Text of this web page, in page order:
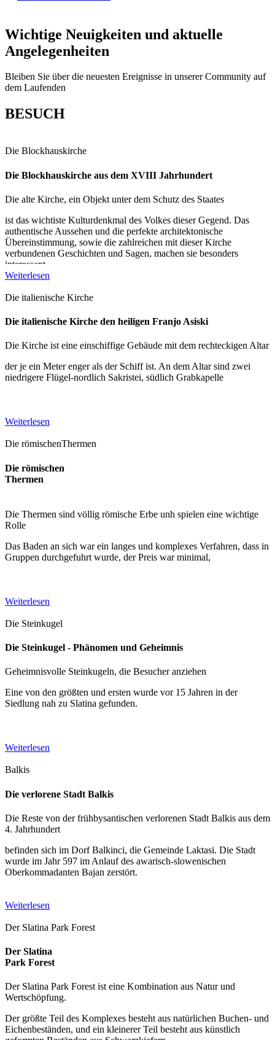
Wichtige Neuigkeiten und aktuelle
Angelegenheiten
Bleiben Sie über die neuesten Ereignisse in unserer Community auf
dem Laufenden
BESUCH
Die Blockhauskirche
Die Blockhauskirche aus dem XVIII Jahrhundert
Die alte Kirche, ein Objekt unter dem Schutz des Staates
ist das wichtiste Kulturdenkmal des Volkes dieser Gegend. Das
authentische Aussehen und die perfekte architektonische
Übereinstimmung, sowie die zahlreichen mit dieser Kirche
verbundenen Geschichten und Sagen, machen sie besonders
interessant.
Weiterlesen
Die italienische Kirche
Die italienische Kirche den heiligen Franjo Asiski
Die Kirche ist eine einschiffige Gebäude mit dem rechteckigen Altar
der je ein Meter enger als der Schiff ist. An dem Altar sind zwei
niedrigere Flügel-nordlich Sakristei, südlich Grabkapelle
Weiterlesen
Die römischenThermen
Die römischen
Thermen
Die Thermen sind völlig römische Erbe unh spielen eine wichtige
Rolle
Das Baden an sich war ein langes und komplexes Verfahren, dass in
Gruppen durchgefuhrt wurde, der Preis war minimal,
Weiterlesen
Die Steinkugel
Die Steinkugel - Phänomen und Geheimnis
Geheimnisvolle Steinkugeln, die Besucher anziehen
Eine von den größten und ersten wurde vor 15 Jahren in der
Siedlung nah zu Slatina gefunden.
Weiterlesen
Balkis
Die verlorene Stadt Balkis
Die Reste von der frühbysantischen verlorenen Stadt Balkis aus dem
4. Jahrhundert
befinden sich im Dorf Balkinci, die Gemeinde Laktasi. Die Stadt
wurde im Jahr 597 im Anlauf des awarisch-slowenischen
Oberkommadanten Bajan zerstört.
Weiterlesen
Der Slatina Park Forest
Der Slatina
Park Forest
Der Slatina Park Forest ist eine Kombination aus Natur und
Wertschöpfung.
Der größte Teil des Komplexes besteht aus natürlichen Buchen- und
Eichenbeständen, und ein kleinerer Teil besteht aus künstlich